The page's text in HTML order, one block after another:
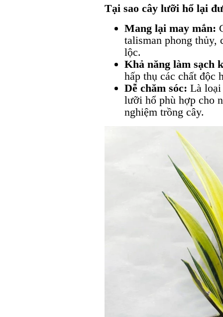
Tại sao cây lưỡi hổ lại
Mang lại may mắn:
talisman phong thủy,
lộc.
Khả năng làm sạch
hấp thụ các chất độc
Dễ chăm sóc: Là loại
lưỡi hổ phù hợp cho
nghiệm trồng cây.